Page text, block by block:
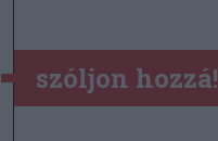
szóljon hozzá!